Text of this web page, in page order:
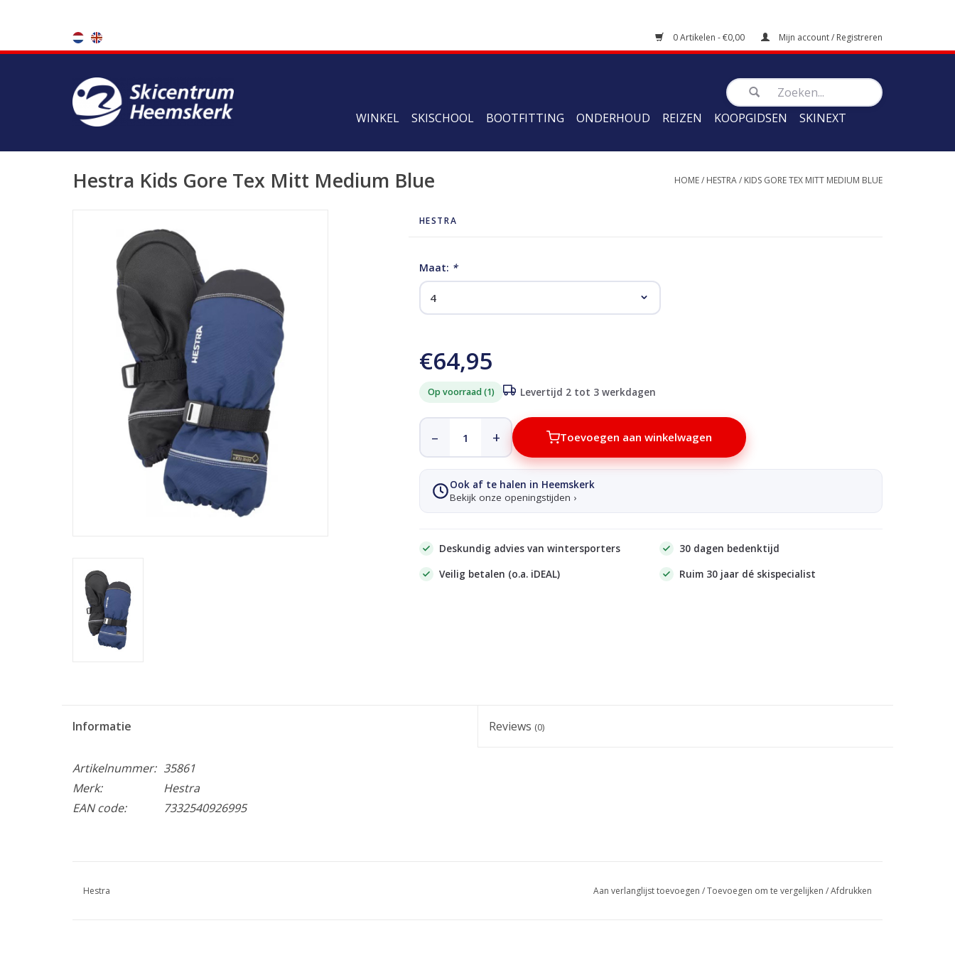
0 Artikelen - €0,00 Mijn account / Registreren
WINKEL SKISCHOOL BOOTFITTING ONDERHOUD REIZEN KOOPGIDSEN SKINEXT
Hestra Kids Gore Tex Mitt Medium Blue HOME/ HESTRA/ KIDS GORE TEX MITT MEDIUM BLUE
HESTRA
Maat: *
€64,95
Op voorraad (1) Levertijd 2 tot 3 werkdagen
– + Toevoegen aan winkelwagen
Ook af te halen in Heemskerk
Bekijk onze openingstijden ›
Deskundig advies van wintersporters
30 dagen bedenktijd
Veilig betalen (o.a. iDEAL)
Ruim 30 jaar dé skispecialist
Informatie Reviews (0)
Artikelnummer: 35861
Merk:
Hestra
EAN code:
7332540926995
Hestra Aan verlanglijst toevoegen /Toevoegen om te vergelijken /Afdrukken